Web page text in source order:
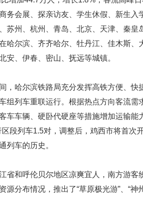
务会展、探亲访友、学生休假、新生入
苏州、杭州、青岛、北京、天津、秦皇
哈尔滨、齐齐哈尔、牡丹江、佳木斯、
安、伊春、密山、抚远等城镇。
，哈尔滨铁路局充分发挥高铁方便、快
组列车重联运行。根据热点方向客流需
车车辆、硬卧代硬座等措施增加运输能
段列车1.5对，调整后，鸡西市将首次
列车的历史。
省和呼伦贝尔地区凉爽宜人，南方游客
源分布情况，推出了“草原极光游”、“神